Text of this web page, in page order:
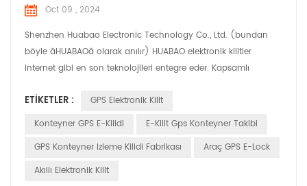
Oct 09 , 2024
Shenzhen Huabao Electronic Technology Co., Ltd. (bundan
böyle âHUABAOâ olarak anılır) HUABAO elektronik kilitler
internet gibi en son teknolojileri entegre eder. Kapsamlı
lojistik sektörüne yönelik çözümler. Ürünün Öne Çıkan
Noktaları: 1. Gerçek Zamanlı Takip ve İzleme: HUABAO elektronik
ETIKETLER :
GPS Elektronik Kilit
Konteyner GPS E-Kilidi
E-Kilit Gps Konteyner Takibi
GPS Konteyner Izleme Kilidi Fabrikası
Araç GPS E-Lock
Akıllı Elektronik Kilit